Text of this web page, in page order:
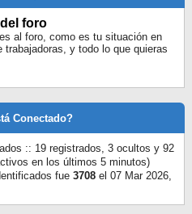
foro
al foro, como es tu situación en
y todo lo que quieras
Conectado?
:: 19 registrados, 3 ocultos y 92
en los últimos 5 minutos)
fue 3708 el 07 Mar 2026,